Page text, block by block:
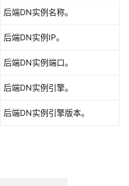
后端DN实例名称。
后端DN实例IP。
后端DN实例端口。
后端DN实例引擎。
后端DN实例引擎版本。